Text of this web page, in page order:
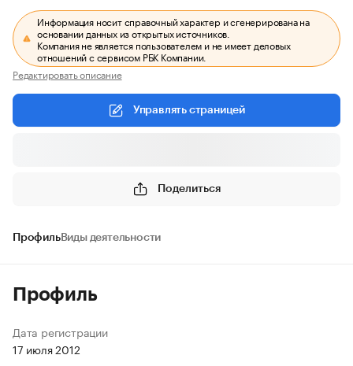
Информация носит справочный характер и сгенерирована на
основании данных из открытых источников.
Компания не является пользователем и не имеет деловых
отношений с сервисом РБК Компании.
Редактировать описание
Управлять страницей
Поделиться
ПрофильВиды деятельности
Профиль
Дата регистрации
17 июля 2012